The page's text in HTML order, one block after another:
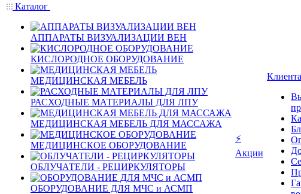
Каталог
АППАРАТЫ ВИЗУАЛИЗАЦИИ ВЕН
КИСЛОРОДНОЕ ОБОРУДОВАНИЕ
МЕДИЦИНСКАЯ МЕБЕЛЬ
РАСХОДНЫЕ МАТЕРИАЛЫ ДЛЯ ЛПУ
МЕДИЦИНСКАЯ МЕБЕЛЬ ДЛЯ МАССАЖА
МЕДИЦИНСКОЕ ОБОРУДОВАНИЕ
ОБЛУЧАТЕЛИ - РЕЦИРКУЛЯТОРЫ
ОБОРУДОВАНИЕ ДЛЯ МЧС и АСМП
⚡
Акции